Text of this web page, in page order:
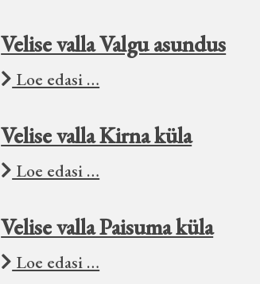
Velise valla Valgu asundus
Loe edasi …
Velise valla Kirna küla
Loe edasi …
Velise valla Paisuma küla
Loe edasi …